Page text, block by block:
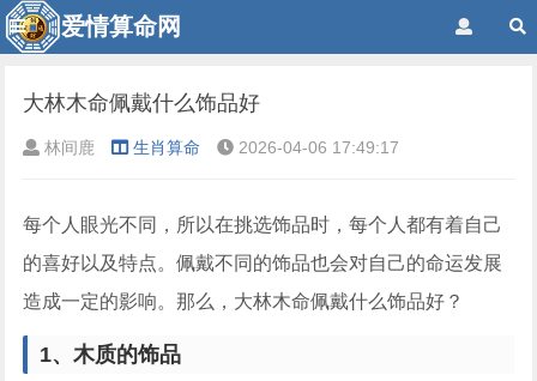
爱情算命网
大林木命佩戴什么饰品好
林间鹿 生肖算命 2026-04-06 17:49:17
每个人眼光不同，所以在挑选饰品时，每个人都有着自己
的喜好以及特点。佩戴不同的饰品也会对自己的命运发展
造成一定的影响。那么，大林木命佩戴什么饰品好？
1、木质的饰品